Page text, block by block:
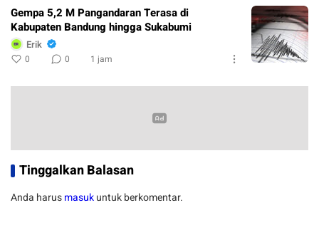
Gempa 5,2 M Pangandaran Terasa di
Kabupaten Bandung hingga Sukabumi
Erik
0 0 1 jam
Tinggalkan Balasan
Anda harusmasukuntuk berkomentar.